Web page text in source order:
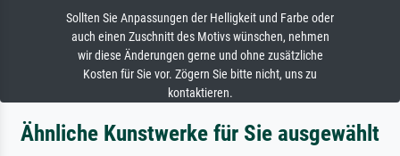
Sollten Sie Anpassungen der Helligkeit und Farbe oder
auch einen Zuschnitt des Motivs wünschen, nehmen
wir diese Änderungen gerne und ohne zusätzliche
Kosten für Sie vor. Zögern Sie bitte nicht, uns zu
kontaktieren.
Ähnliche Kunstwerke für Sie ausgewählt